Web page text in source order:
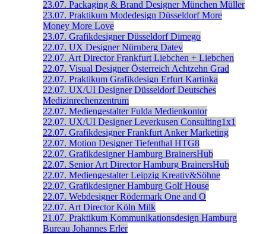
23.07. Packaging & Brand Designer München Müller
23.07. Praktikum Modedesign Düsseldorf More
Money More Love
23.07. Grafikdesigner Düsseldorf Dimego
22.07. UX Designer Nürnberg Datev
22.07. Art Director Frankfurt Liebchen + Liebchen
22.07. Visual Designer Österreich Achtzehn Grad
22.07. Praktikum Grafikdesign Erfurt Kartinka
22.07. UX/UI Designer Düsseldorf Deutsches
Medizinrechenzentrum
22.07. Mediengestalter Fulda Medienkontor
22.07. UX/UI Designer Leverkusen Consulting1x1
22.07. Grafikdesigner Frankfurt Anker Marketing
22.07. Motion Designer Tiefenthal HTG8
22.07. Grafikdesigner Hamburg BrainersHub
22.07. Senior Art Director Hamburg BrainersHub
22.07. Mediengestalter Leipzig Kreativ&Söhne
22.07. Grafikdesigner Hamburg Golf House
22.07. Webdesigner Rödermark One and O
22.07. Art Director Köln Milk
21.07. Praktikum Kommunikationsdesign Hamburg
Bureau Johannes Erler